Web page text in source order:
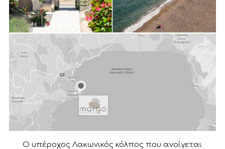
Ο υπέροχος Λακωνικός κόλπος που ανοίγεται